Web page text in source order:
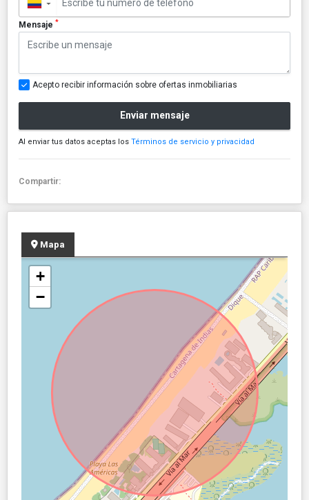
▼
Mensaje *
Acepto recibir información sobre ofertas inmobiliarias
Enviar mensaje
Al enviar tus datos aceptas los Términos de servicio y privacidad
Compartir:
Mapa
+
−